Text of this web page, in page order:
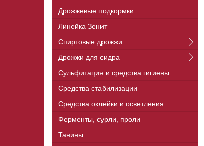
Дрожжевые подкормки
Линейка Зенит
Спиртовые дрожжи
Дрожжи для сидра
Сульфитация и средства гигиены
Средства стабилизации
Средства оклейки и осветления
Ферменты, сурли, проли
Танины